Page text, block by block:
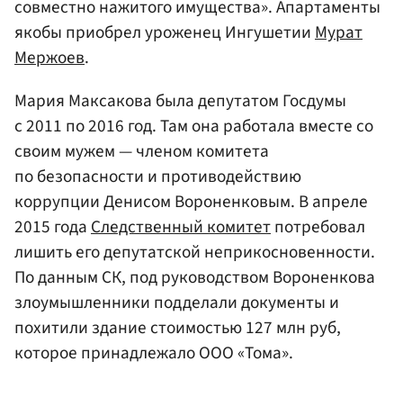
совместно нажитого имущества». Апартаменты
якобы приобрел уроженец ИнгушетииМурат
Мержоев.
Мария Максакова была депутатом Госдумы
с 2011 по 2016 год. Там она работала вместе со
своим мужем — членом комитета
по безопасности и противодействию
коррупции Денисом Вороненковым. В апреле
2015 года Следственный комитетпотребовал
лишить его депутатской неприкосновенности.
По данным СК, под руководством Вороненкова
злоумышленники подделали документы и
похитили здание стоимостью 127 млн руб,
которое принадлежало ООО «Тома».